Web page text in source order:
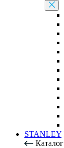
STANLEY
Каталог